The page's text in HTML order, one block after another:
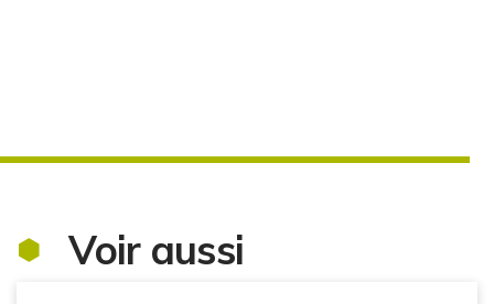
Voir aussi